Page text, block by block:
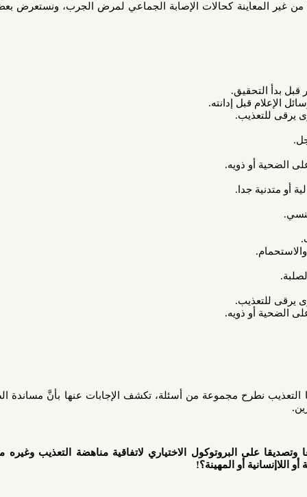
كحالات الإصابة الجماعي لمرض الجرب، ونستعرض بعض الأنماط
إدانته.
ذويه.
جدا.
ذويه.
مجموعة من أسئلة، تكشف الإجابات عنها بأنَّ مساندة الضحايا غير
البروتوكول الاختياري لاتفاقية مناهضة التعذيب وغيره من ضروب
أو المهينة؟!